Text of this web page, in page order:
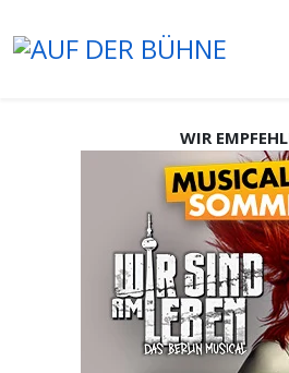
WIR